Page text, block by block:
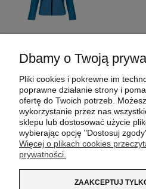
MOJE
PŁATNOŚCI I
O NAS
Dbamy o Twoją
Pliki cookies i pokrewne im
poprawne działanie strony i
ofertę do Twoich potrzeb.
wykorzystanie przez nas
sklepu lub dostosować użycie
wybierając opcję "Dostosuj
Więcej o plikach cookies
prywatności.
ZAAKCEPTUJ